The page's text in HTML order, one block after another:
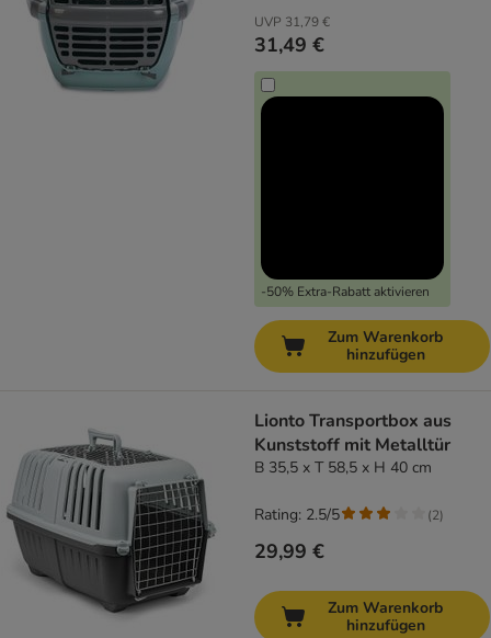
UVP 31,79 €
31,49 €
-50% Extra-Rabatt aktivieren
Zum Warenkorb
hinzufügen
Lionto Transportbox aus
Kunststoff mit Metalltür
B 35,5 x T 58,5 x H 40 cm
29,99 €
Rating: 2.5/5 (2)
Zum Warenkorb
hinzufügen